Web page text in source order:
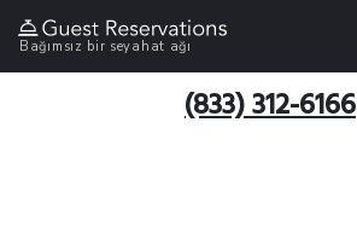
Bağımsız bir seyahat ağı
(833) 312-6166